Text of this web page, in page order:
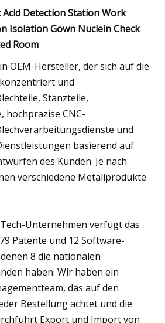
OEM-Hersteller, der sich auf die
und
Stanzteile,
hochpräzise CNC-
und
basierend auf
des Kunden. Je nach
verschiedene Metallprodukte
Unternehmen verfügt das
Patente und 12 Software-
8 die nationalen
haben. Wir haben ein
das auf den
Bestellung achtet und die
Export und Import von